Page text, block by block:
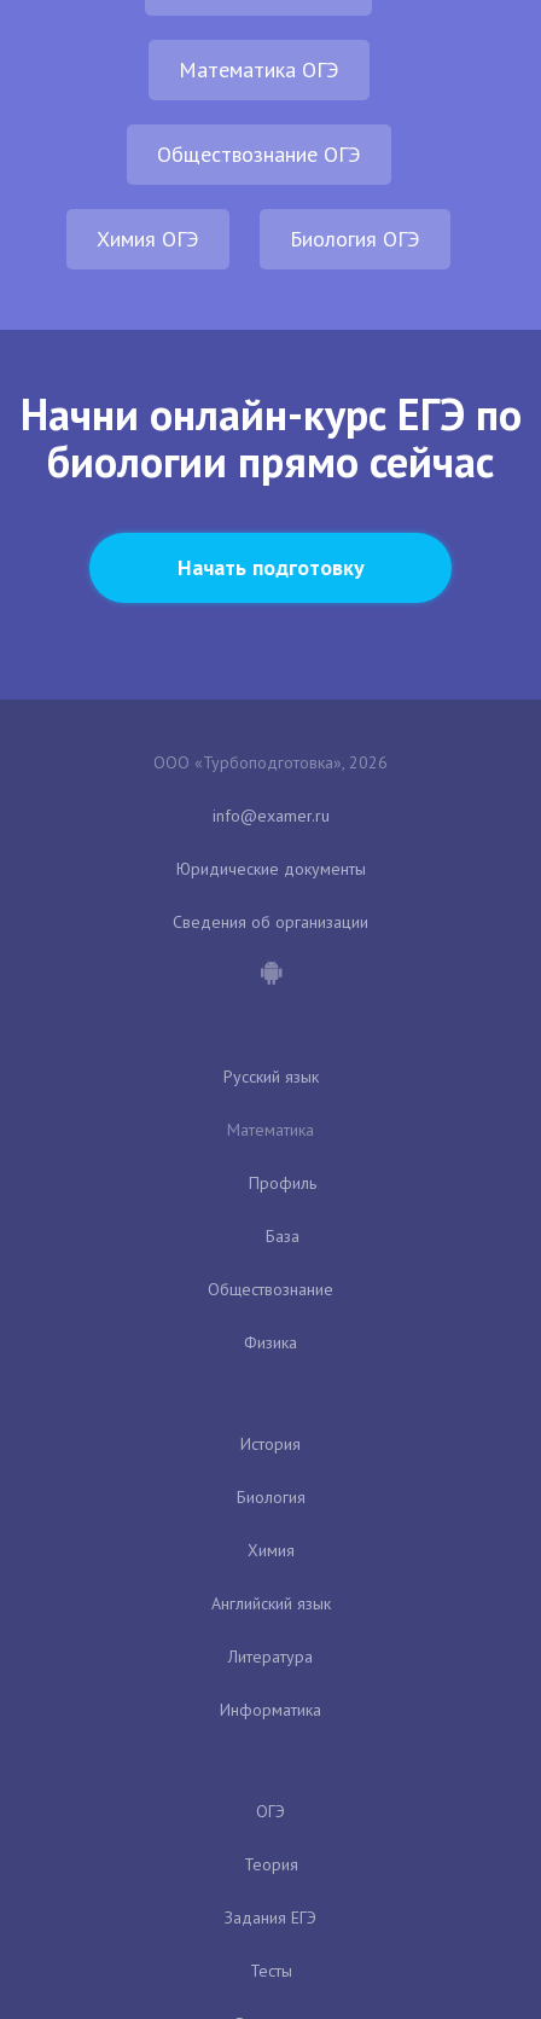
Математика ОГЭ
Обществознание ОГЭ
Химия ОГЭ Биология ОГЭ
Начни онлайн-курс ЕГЭ по
биологии прямо сейчас
Начать подготовку
ООО «Турбоподготовка», 2026
Юридические документы
Сведения об организации
Русский язык
Математика
Профиль
База
Обществознание
Физика
История
Биология
Химия
Английский язык
Литература
Информатика
ОГЭ
Теория
Задания ЕГЭ
Тесты